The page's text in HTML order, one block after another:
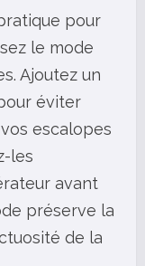
pour
le mode
Ajoutez un
éviter
escalopes
les
avant
préserve la
de la